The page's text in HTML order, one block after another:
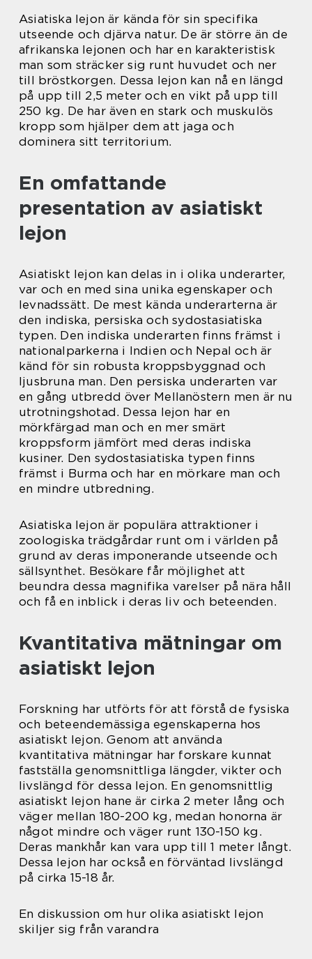
Asiatiska lejon är kända för sin specifika
utseende och djärva natur. De är större än de
afrikanska lejonen och har en karakteristisk
man som sträcker sig runt huvudet och ner
till bröstkorgen. Dessa lejon kan nå en längd
på upp till 2,5 meter och en vikt på upp till
250 kg. De har även en stark och muskulös
kropp som hjälper dem att jaga och
dominera sitt territorium.
En omfattande
presentation av asiatiskt
lejon
Asiatiskt lejon kan delas in i olika underarter,
var och en med sina unika egenskaper och
levnadssätt. De mest kända underarterna är
den indiska, persiska och sydostasiatiska
typen. Den indiska underarten finns främst i
nationalparkerna i Indien och Nepal och är
känd för sin robusta kroppsbyggnad och
ljusbruna man. Den persiska underarten var
en gång utbredd över Mellanöstern men är nu
utrotningshotad. Dessa lejon har en
mörkfärgad man och en mer smärt
kroppsform jämfört med deras indiska
kusiner. Den sydostasiatiska typen finns
främst i Burma och har en mörkare man och
en mindre utbredning.
Asiatiska lejon är populära attraktioner i
zoologiska trädgårdar runt om i världen på
grund av deras imponerande utseende och
sällsynthet. Besökare får möjlighet att
beundra dessa magnifika varelser på nära håll
och få en inblick i deras liv och beteenden.
Kvantitativa mätningar om
asiatiskt lejon
Forskning har utförts för att förstå de fysiska
och beteendemässiga egenskaperna hos
asiatiskt lejon. Genom att använda
kvantitativa mätningar har forskare kunnat
fastställa genomsnittliga längder, vikter och
livslängd för dessa lejon. En genomsnittlig
asiatiskt lejon hane är cirka 2 meter lång och
väger mellan 180-200 kg, medan honorna är
något mindre och väger runt 130-150 kg.
Deras mankhår kan vara upp till 1 meter långt.
Dessa lejon har också en förväntad livslängd
på cirka 15-18 år.
En diskussion om hur olika asiatiskt lejon
skiljer sig från varandra